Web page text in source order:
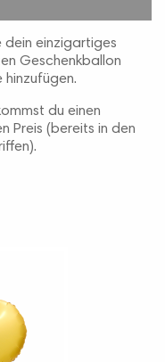
dein einzigartiges
Geschenkballon
hinzufügen.
du einen
Preis (bereits in den